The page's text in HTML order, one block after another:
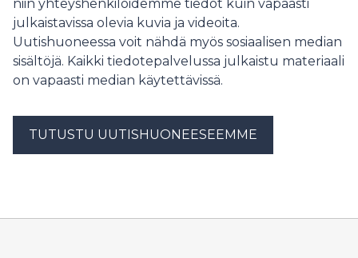
niin yhteyshenkilöidemme tiedot kuin vapaasti
julkaistavissa olevia kuvia ja videoita.
Uutishuoneessa voit nähdä myös sosiaalisen median
sisältöjä. Kaikki tiedotepalvelussa julkaistu materiaali
on vapaasti median käytettävissä.
TUTUSTU UUTISHUONEESEEMME